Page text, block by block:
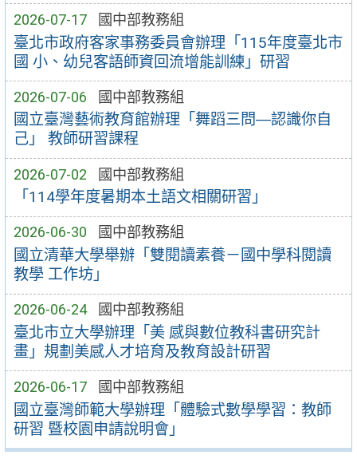
2026-07-17 國中部教務組
臺北市政府客家事務委員會辦理「115年度臺北市
國 小、幼兒客語師資回流增能訓練」研習
2026-07-06 國中部教務組
國立臺灣藝術教育館辦理「舞蹈三問―認識你自
己」 教師研習課程
2026-07-02 國中部教務組
「114學年度暑期本土語文相關研習」
2026-06-30 國中部教務組
國立清華大學舉辦「雙閱讀素養－國中學科閱讀
教學 工作坊」
2026-06-24 國中部教務組
臺北市立大學辦理「美 感與數位教科書研究計
畫」規劃美感人才培育及教育設計研習
2026-06-17 國中部教務組
國立臺灣師範大學辦理「體驗式數學學習：教師
研習 暨校園申請說明會」